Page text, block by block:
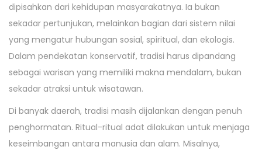
dipisahkan dari kehidupan masyarakatnya. Ia bukan
sekadar pertunjukan, melainkan bagian dari sistem nilai
yang mengatur hubungan sosial, spiritual, dan ekologis.
Dalam pendekatan konservatif, tradisi harus dipandang
sebagai warisan yang memiliki makna mendalam, bukan
sekadar atraksi untuk wisatawan.
Di banyak daerah, tradisi masih dijalankan dengan penuh
penghormatan. Ritual-ritual adat dilakukan untuk menjaga
keseimbangan antara manusia dan alam. Misalnya,